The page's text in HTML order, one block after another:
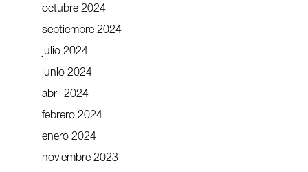
octubre 2024
septiembre 2024
julio 2024
junio 2024
abril 2024
febrero 2024
enero 2024
noviembre 2023